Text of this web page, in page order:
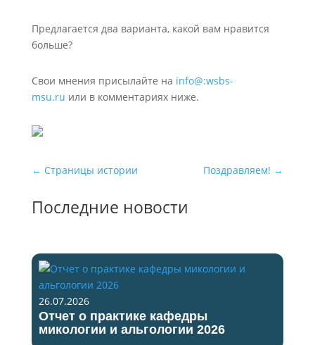
Предлагается два варианта, какой вам нравится
больше?
Свои мнения присылайте на info@:wsbs-
msu.ru или в комментариях ниже.
← Страницы истории Поздравляем! →
Последние новости
26.07.2026
Отчет о практике кафедры
микологии и альгологии 2026